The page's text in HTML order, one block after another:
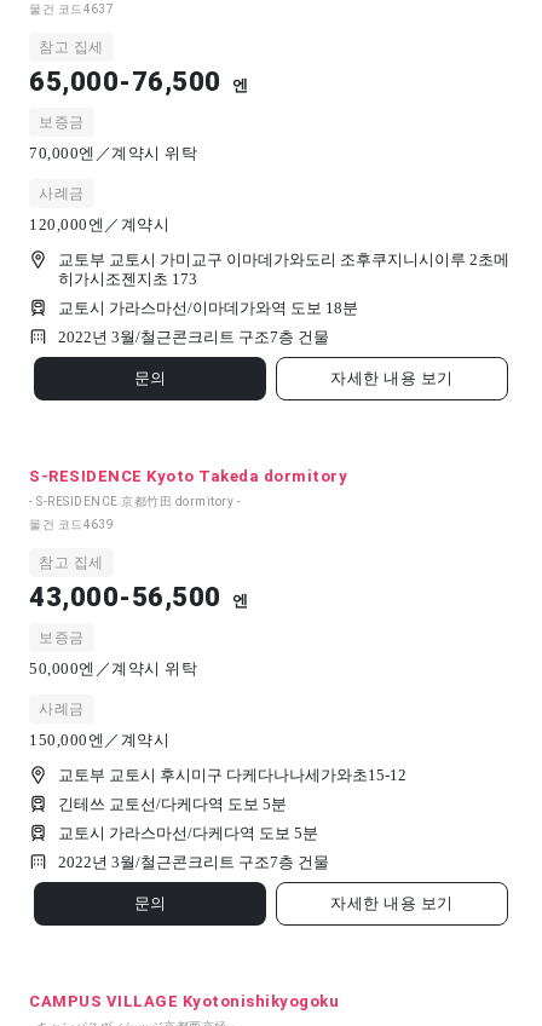
물건 코드 4637
참고 집세
65,000-76,500 엔
보증금
70,000엔／계약시 위탁
사례금
120,000엔／계약시
교토부 교토시 가미교구 이마데가와도리 조후쿠지니시이루 2초메
히가시조젠지초 173
교토시 가라스마선/이마데가와역 도보 18분
2022년 3월/철근콘크리트 구조7층 건물
문의 자세한 내용 보기
S-RESIDENCE Kyoto Takeda dormitory
- S-RESIDENCE 京都竹田 dormitory -
물건 코드 4639
참고 집세
43,000-56,500 엔
보증금
50,000엔／계약시 위탁
사례금
150,000엔／계약시
교토부 교토시 후시미구 다케다나나세가와초15-12
긴테쓰 교토선/다케다역 도보 5분
교토시 가라스마선/다케다역 도보 5분
2022년 3월/철근콘크리트 구조7층 건물
문의 자세한 내용 보기
CAMPUS VILLAGE Kyotonishikyogoku